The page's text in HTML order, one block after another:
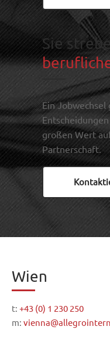
Sie
Ein
großen Wert
Partnerschaft.
Wien
t: +43 (0) 1 230 250
m: